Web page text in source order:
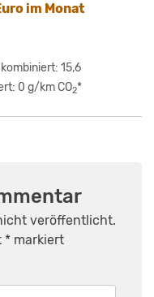
im Monat
15,6
0 g/km CO2*
veröffentlicht.
* markiert